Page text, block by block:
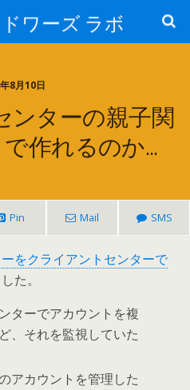
ワーズ ラボ
8月10日
ンターの親子関
作れるのか…
Pin Mail SMS
をクライアントセンターで
た。
ターでアカウントを複
、それを監視していた
アカウントを管理した